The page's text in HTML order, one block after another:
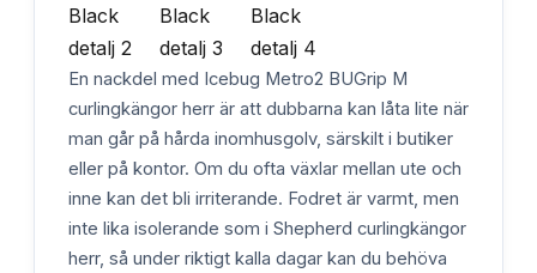
En nackdel med Icebug Metro2 BUGrip M
curlingkängor herr är att dubbarna kan låta lite när
man går på hårda inomhusgolv, särskilt i butiker
eller på kontor. Om du ofta växlar mellan ute och
inne kan det bli irriterande. Fodret är varmt, men
inte lika isolerande som i Shepherd curlingkängor
herr, så under riktigt kalla dagar kan du behöva